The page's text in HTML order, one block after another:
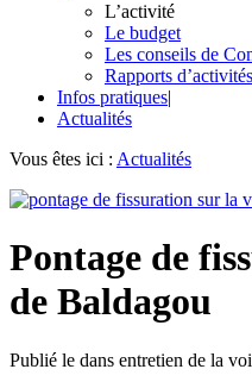
L’activité
Le budget
Les conseils de
Rapports d’activités
Infos pratiques|
Actualités
Vous êtes ici : Actualités
Pontage de
de Baldagou
Publié le dans entretien de la